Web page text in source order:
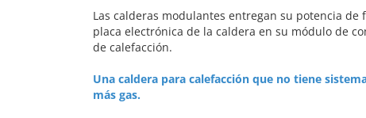
Las calderas modulantes entregan su potencia
placa electrónica de la caldera en su módulo de
de calefacción.
Una caldera para calefacción que no tiene
más gas.